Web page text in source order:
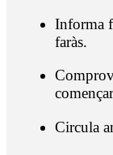
Informa
faràs.
Circula